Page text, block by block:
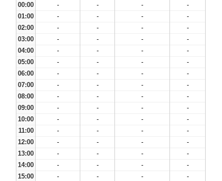
00:00
- - -
-
01:00
- - -
-
02:00
- - -
-
03:00
- - -
-
04:00
- - -
-
05:00
- - -
-
06:00
- - -
-
07:00
- - -
-
08:00
- - -
-
09:00
- - -
-
10:00
- - -
-
11:00
- - -
-
12:00
- - -
-
13:00
- - -
-
14:00
- - -
-
15:00
- - -
-